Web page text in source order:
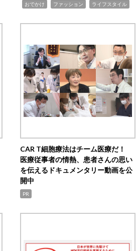
おでかけ ファッション ライフスタイル
CAR T細胞療法はチーム医療だ！
医療従事者の情熱、患者さんの思い
を伝えるドキュメンタリー動画を公
開中
PR